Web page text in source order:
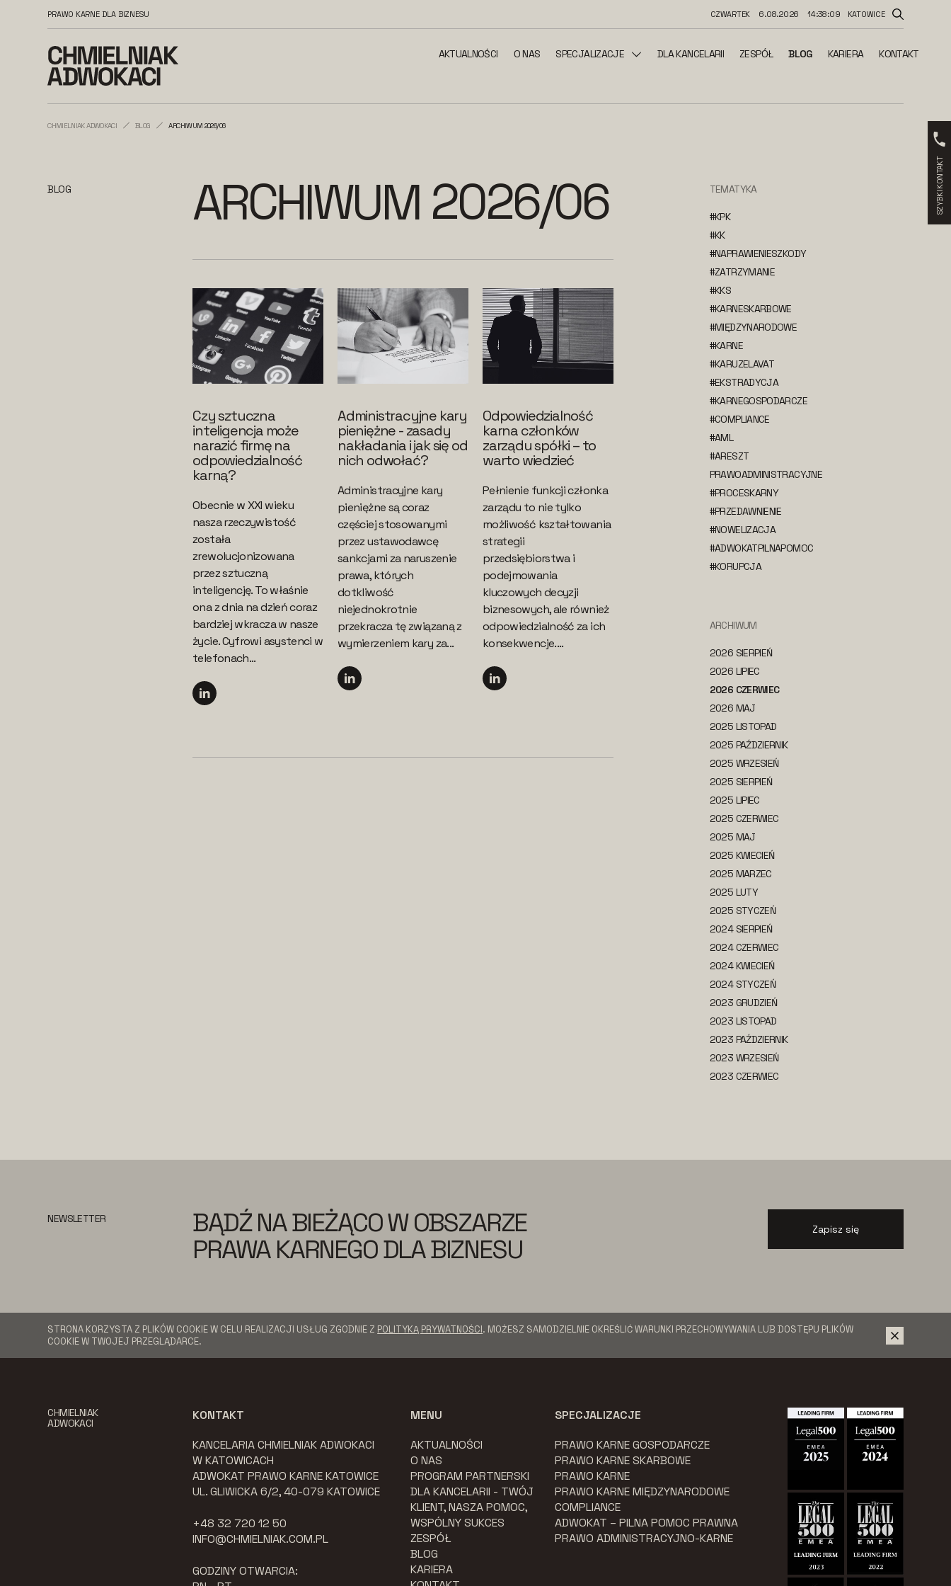
PRAWO KARNE DLA BIZNESU CZWARTEK 6.08.2026 14:38:09 KATOWICE
AKTUALNOŚCI O NAS SPECJALIZACJE DLA KANCELARII ZESPÓŁ BLOG KARIERA KONTAKT
CHMIELNIAK ADWOKACI BLOG ARCHIWUM 2026/06
BLOG ARCHIWUM 2026/06
Czy sztuczna
inteligencja może
narazić firmę na
odpowiedzialność
karną?
Obecnie w XXI wieku
nasza rzeczywistość
została
zrewolucjonizowana
przez sztuczną
inteligencję. To właśnie
ona z dnia na dzień coraz
bardziej wkracza w nasze
życie. Cyfrowi asystenci w
telefonach...
Administracyjne kary
pieniężne - zasady
nakładania i jak się od
nich odwołać?
Administracyjne kary
pieniężne są coraz
częściej stosowanymi
przez ustawodawcę
sankcjami za naruszenie
prawa, których
dotkliwość
niejednokrotnie
przekracza tę związaną z
wymierzeniem kary za...
Odpowiedzialność
karna członków
zarządu spółki – to
warto wiedzieć
Pełnienie funkcji członka
zarządu to nie tylko
możliwość kształtowania
strategii
przedsiębiorstwa i
podejmowania
kluczowych decyzji
biznesowych, ale również
odpowiedzialność za ich
konsekwencje....
TEMATYKA
#KPK
#KK
#NAPRAWIENIESZKODY
#ZATRZYMANIE
#KKS
#KARNESKARBOWE
#MIĘDZYNARODOWE
#KARNE
#KARUZELAVAT
#EKSTRADYCJA
#KARNEGOSPODARCZE
#COMPLIANCE
#AML
#ARESZT
PRAWOADMINISTRACYJNE
#PROCESKARNY
#PRZEDAWNIENIE
#NOWELIZACJA
#ADWOKATPILNAPOMOC
#KORUPCJA
ARCHIWUM
2026 SIERPIEŃ
2026 LIPIEC
2026 CZERWIEC
2026 MAJ
2025 LISTOPAD
2025 PAŹDZIERNIK
2025 WRZESIEŃ
2025 SIERPIEŃ
2025 LIPIEC
2025 CZERWIEC
2025 MAJ
2025 KWIECIEŃ
2025 MARZEC
2025 LUTY
2025 STYCZEŃ
2024 SIERPIEŃ
2024 CZERWIEC
2024 KWIECIEŃ
2024 STYCZEŃ
2023 GRUDZIEŃ
2023 LISTOPAD
2023 PAŹDZIERNIK
2023 WRZESIEŃ
2023 CZERWIEC
NEWSLETTER
BĄDŹ NA BIEŻĄCO W OBSZARZE
PRAWA KARNEGO DLA BIZNESU
Zapisz się
STRONA KORZYSTA Z PLIKÓW COOKIE W CELU REALIZACJI USŁUG ZGODNIE Z POLITYKĄ PRYWATNOŚCI. MOŻESZ SAMODZIELNIE OKREŚLIĆ WARUNKI PRZECHOWYWANIA LUB DOSTĘPU PLIKÓW
COOKIE W TWOJEJ PRZEGLĄDARCE.
CHMIELNIAK
ADWOKACI
KONTAKT
KANCELARIA CHMIELNIAK ADWOKACI
W KATOWICACH
ADWOKAT PRAWO KARNE KATOWICE
UL. GLIWICKA 6/2, 40-079 KATOWICE
+48 32 720 12 50
INFO@CHMIELNIAK.COM.PL
GODZINY OTWARCIA:
MENU
AKTUALNOŚCI
O NAS
PROGRAM PARTNERSKI
DLA KANCELARII - TWÓJ
KLIENT, NASZA POMOC,
WSPÓLNY SUKCES
ZESPÓŁ
BLOG
KARIERA
SPECJALIZACJE
PRAWO KARNE GOSPODARCZE
PRAWO KARNE SKARBOWE
PRAWO KARNE
PRAWO KARNE MIĘDZYNARODOWE
COMPLIANCE
ADWOKAT – PILNA POMOC PRAWNA
PRAWO ADMINISTRACYJNO-KARNE
SZYBKI KONTAKT